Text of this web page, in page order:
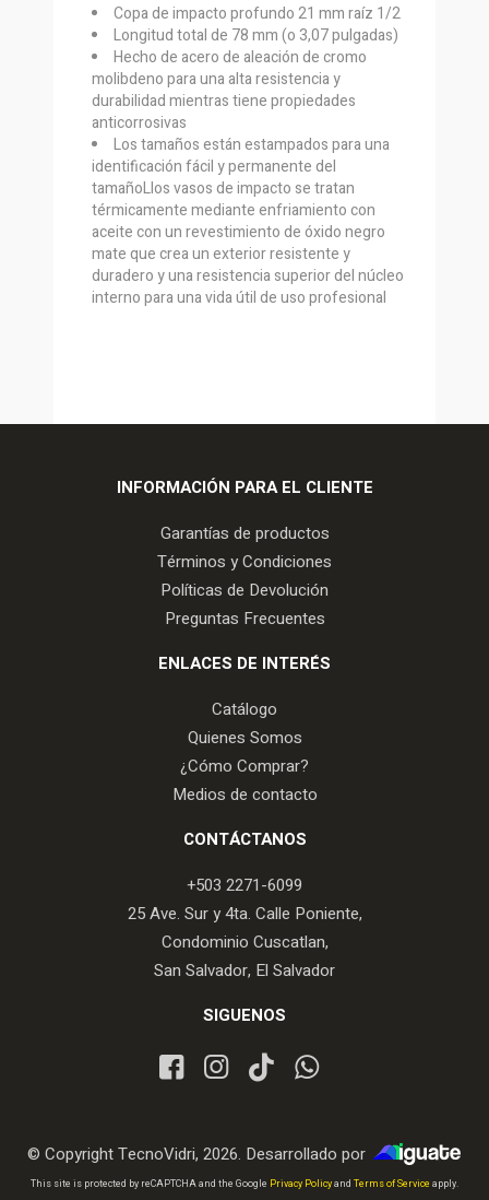
Copa de impacto profundo 21 mm raíz 1/2
Longitud total de 78 mm (o 3,07 pulgadas)
Hecho de acero de aleación de cromo
molibdeno para una alta resistencia y
durabilidad mientras tiene propiedades
anticorrosivas
Los tamaños están estampados para una
identificación fácil y permanente del
tamañoLlos vasos de impacto se tratan
térmicamente mediante enfriamiento con
aceite con un revestimiento de óxido negro
mate que crea un exterior resistente y
duradero y una resistencia superior del núcleo
interno para una vida útil de uso profesional
INFORMACIÓN PARA EL CLIENTE
Garantías de productos
Términos y Condiciones
Políticas de Devolución
Preguntas Frecuentes
ENLACES DE INTERÉS
Catálogo
Quienes Somos
¿Cómo Comprar?
Medios de contacto
CONTÁCTANOS
+503 2271-6099
25 Ave. Sur y 4ta. Calle Poniente,
Condominio Cuscatlan,
San Salvador, El Salvador
SIGUENOS
© Copyright TecnoVidri, 2026. Desarrollado por iGuate.com
This site is protected by reCAPTCHA and the Google Privacy Policyand Terms of Service apply.